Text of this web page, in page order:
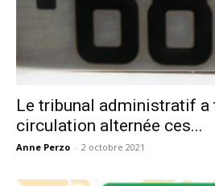
Le tribunal administratif a
circulation alternée ces...
Anne Perzo - 2 octobre 2021